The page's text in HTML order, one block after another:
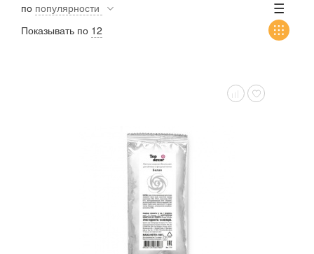
по популярности
Показывать по 12